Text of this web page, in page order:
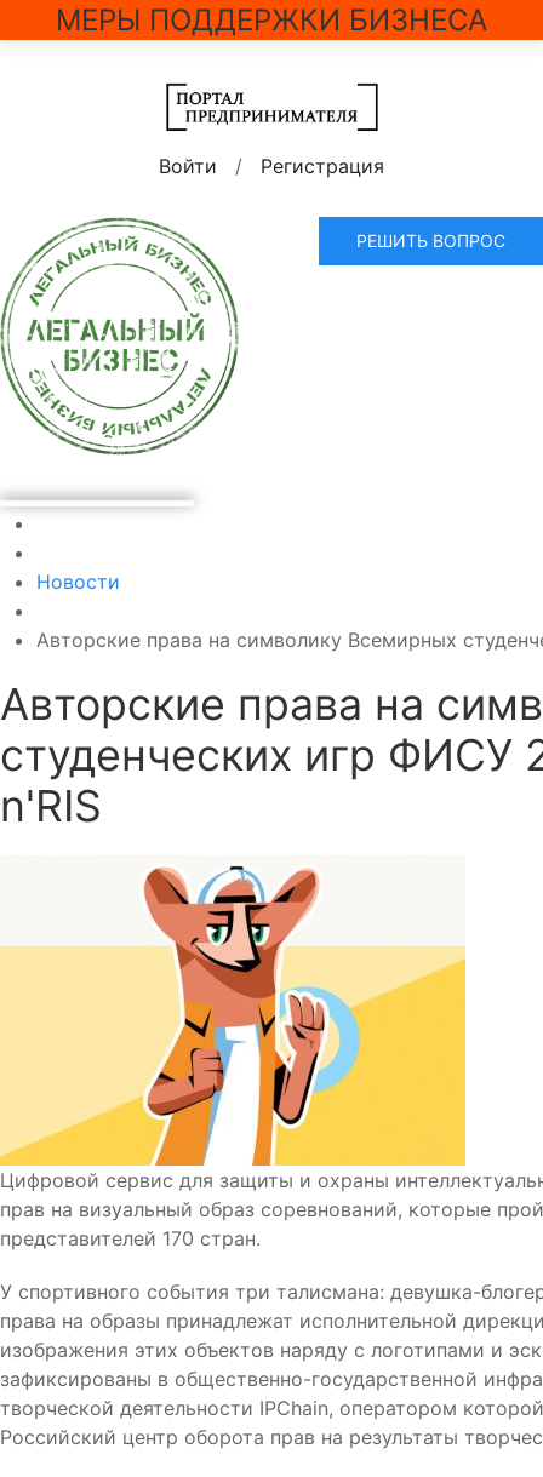
МЕРЫ ПОДДЕРЖКИ БИЗНЕСА
Войти / Регистрация
РЕШИТЬ ВОПРОС
Новости
Авторские права на символику Всемирных
Авторские права на
студенческих игр ФИСУ
n'RIS
Цифровой сервис для защиты и охраны
прав на визуальный образ соревнований, которые
представителей 170 стран.
У спортивного события три талисмана: девушка-
права на образы принадлежат исполнительной
изображения этих объектов наряду с логотипами и
зафиксированы в общественно-государственной
творческой деятельности IPChain, оператором
Российский центр оборота прав на результаты